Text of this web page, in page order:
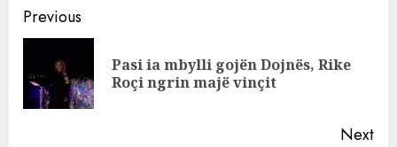
fati këtë javë i
ndrin vetëm një
shenje
Continue
Reading
Previous
Pasi ia mbylli gojën Dojnës, Rike
Roçi ngrin majë vinçit
Next